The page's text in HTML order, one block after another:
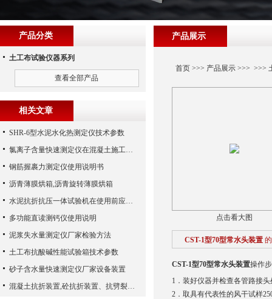
产品展示
首页>>> 产品展示>>> >>>
点击看大图
CST-1型70型常水头装置
CST-1型70型常水头装置操作
1．装好仪器并检查各管路接
2．取具有代表性的风干试样
产品分类
土工布试验仪器系列
查看全部产品
相关文章
SHR-6型水泥水化热测定仪技术参数
氯离子含量快速测定仪在混凝土施工现场的使用
钢筋握裹力测定仪使用说明书
沥青薄膜烘箱,沥青旋转薄膜烘箱
水泥抗折抗压一体试验机在使用前应该做哪些检查工作
多功能直读测钙仪使用说明
泥浆失水量测定仪厂家检验方法
土工布抗酸碱性能试验箱技术参数
砂子含水量快速测定仪厂家设备装置
混凝土抗折装置,砼抗折装置、抗劈裂夹具（河北路仪）